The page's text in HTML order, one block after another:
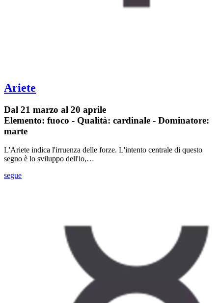
Ariete
Dal 21 marzo al 20 aprile
Elemento: fuoco - Qualità: cardinale - Dominatore:
marte
L'Ariete indica l'irruenza delle forze. L'intento centrale di questo
segno è lo sviluppo dell'io,…
segue